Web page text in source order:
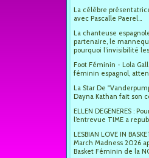
La célèbre
avec Pascalle Paerel...
La chanteuse
partenaire, le
pourquoi l’invisibilité
Foot Féminin - Lola
féminin espagnol,
La Star De
Dayna Kathan fait son
ELLEN DEGENERES :
l’entrevue TIME a
LESBIAN LOVE IN
March Madness 2026
Basket Féminin de la